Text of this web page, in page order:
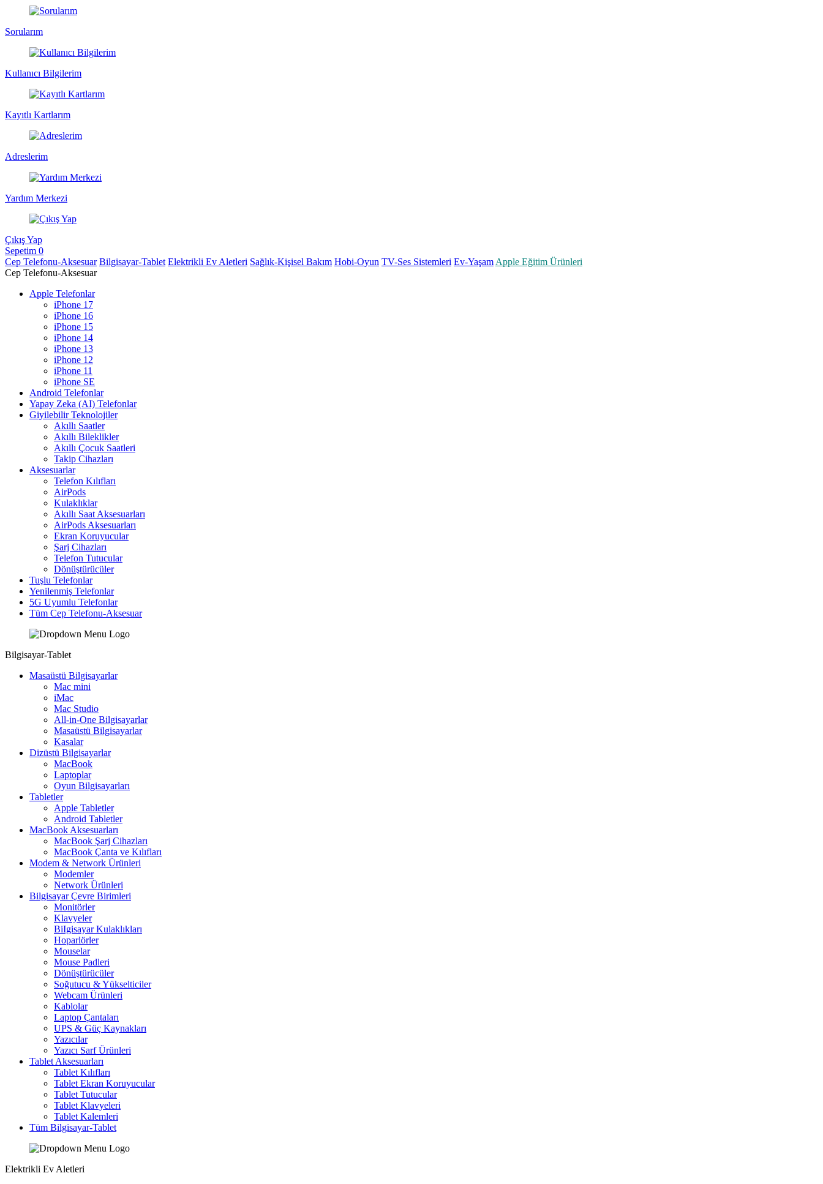
Sorularım
Kullanıcı Bilgilerim
Kayıtlı Kartlarım
Adreslerim
Yardım Merkezi
Çıkış Yap
Sepetim 0
Cep Telefonu-Aksesuar Bilgisayar-Tablet Elektrikli Ev Aletleri Sağlık-Kişisel Bakım Hobi-Oyun TV-Ses Sistemleri Ev-Yaşam Apple Eğitim Ürünleri
Cep Telefonu-Aksesuar
Apple Telefonlar
iPhone 17
iPhone 16
iPhone 15
iPhone 14
iPhone 13
iPhone 12
iPhone 11
iPhone SE
Android Telefonlar
Yapay Zeka (AI) Telefonlar
Giyilebilir Teknolojiler
Akıllı Saatler
Akıllı Bileklikler
Akıllı Çocuk Saatleri
Takip Cihazları
Aksesuarlar
Telefon Kılıfları
AirPods
Kulaklıklar
Akıllı Saat Aksesuarları
AirPods Aksesuarları
Ekran Koruyucular
Şarj Cihazları
Telefon Tutucular
Dönüştürücüler
Tuşlu Telefonlar
Yenilenmiş Telefonlar
5G Uyumlu Telefonlar
Tüm Cep Telefonu-Aksesuar
Bilgisayar-Tablet
Masaüstü Bilgisayarlar
Mac mini
iMac
Mac Studio
All-in-One Bilgisayarlar
Masaüstü Bilgisayarlar
Kasalar
Dizüstü Bilgisayarlar
MacBook
Laptoplar
Oyun Bilgisayarları
Tabletler
Apple Tabletler
Android Tabletler
MacBook Aksesuarları
MacBook Şarj Cihazları
MacBook Çanta ve Kılıfları
Modem & Network Ürünleri
Modemler
Network Ürünleri
Bilgisayar Çevre Birimleri
Monitörler
Klavyeler
BiIgisayar Kulaklıkları
Hoparlörler
Mouselar
Mouse Padleri
Dönüştürücüler
Soğutucu & Yükselticiler
Webcam Ürünleri
Kablolar
Laptop Çantaları
UPS & Güç Kaynakları
Yazıcılar
Yazıcı Sarf Ürünleri
Tablet Aksesuarları
Tablet Kılıfları
Tablet Ekran Koruyucular
Tablet Tutucular
Tablet Klavyeleri
Tablet Kalemleri
Tüm Bilgisayar-Tablet
Elektrikli Ev Aletleri